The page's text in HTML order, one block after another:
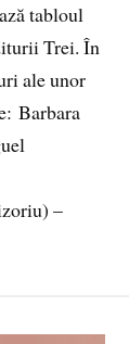
tabloul
Trei. În
ale unor
Barbara
–